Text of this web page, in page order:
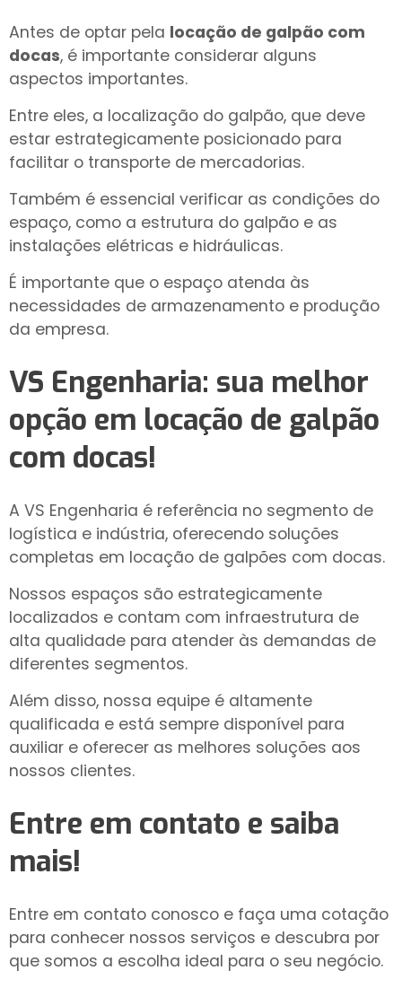
Antes de optar pela locação de galpão com
docas, é importante considerar alguns
aspectos importantes.
Entre eles, a localização do galpão, que deve
estar estrategicamente posicionado para
facilitar o transporte de mercadorias.
Também é essencial verificar as condições do
espaço, como a estrutura do galpão e as
instalações elétricas e hidráulicas.
É importante que o espaço atenda às
necessidades de armazenamento e produção
da empresa.
VS Engenharia: sua melhor
opção em locação de galpão
com docas!
A VS Engenharia é referência no segmento de
logística e indústria, oferecendo soluções
completas em locação de galpões com docas.
Nossos espaços são estrategicamente
localizados e contam com infraestrutura de
alta qualidade para atender às demandas de
diferentes segmentos.
Além disso, nossa equipe é altamente
qualificada e está sempre disponível para
auxiliar e oferecer as melhores soluções aos
nossos clientes.
Entre em contato e saiba
mais!
Entre em contato conosco e faça uma cotação
para conhecer nossos serviços e descubra por
que somos a escolha ideal para o seu negócio.